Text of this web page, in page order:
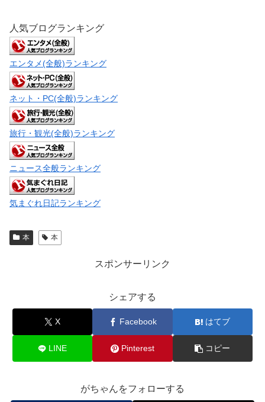
人気ブログランキング
エンタメ(全般)ランキング
ネット・PC(全般)ランキング
旅行・観光(全般)ランキング
ニュース全般ランキング
気まぐれ日記ランキング
本 本
スポンサーリンク
シェアする
X Facebook はてブ
LINE Pinterest コピー
がちゃんをフォローする